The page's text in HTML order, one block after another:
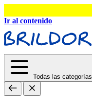
Ir al contenido
Todas las categorías